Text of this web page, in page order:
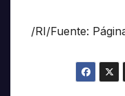
/RI/Fuente: